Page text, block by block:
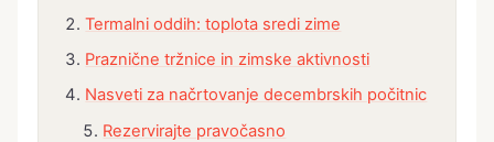
Termalni oddih: toplota sredi zime
Praznične tržnice in zimske aktivnosti
Nasveti za načrtovanje decembrskih počitnic
Rezervirajte pravočasno